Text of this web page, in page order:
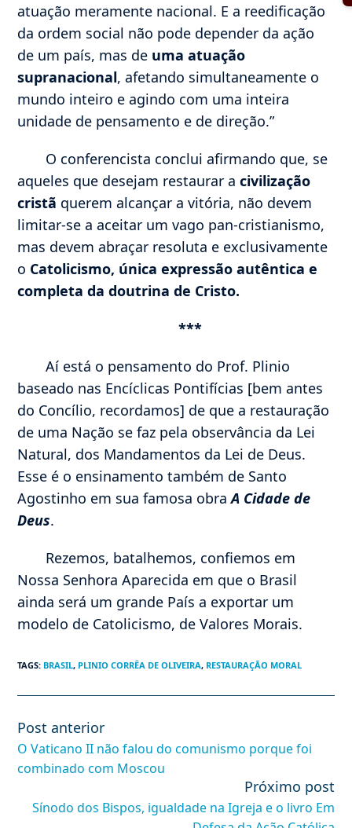
atuação meramente nacional. E a reedificação
da ordem social não pode depender da ação
de um país, mas de uma atuação
supranacional, afetando simultaneamente o
mundo inteiro e agindo com uma inteira
unidade de pensamento e de direção.”
O conferencista conclui afirmando que, se
aqueles que desejam restaurar acivilização
cristã querem alcançar a vitória, não devem
limitar-se a aceitar um vago pan-cristianismo,
mas devem abraçar resoluta e exclusivamente
o Catolicismo, única expressão autêntica e
completa da doutrina de Cristo.
***
Aí está o pensamento do Prof. Plinio
baseado nas Encíclicas Pontifícias [bem antes
do Concílio, recordamos] de que a restauração
de uma Nação se faz pela observância da Lei
Natural, dos Mandamentos da Lei de Deus.
Esse é o ensinamento também de Santo
Agostinho em sua famosa obraA Cidade de
Deus.
Rezemos, batalhemos, confiemos em
Nossa Senhora Aparecida em que o Brasil
ainda será um grande País a exportar um
modelo de Catolicismo, de Valores Morais.
TAGS: BRASIL, PLINIO CORRÊA DE OLIVEIRA, RESTAURAÇÃO MORAL
Leia
mais
artigos
Post anterior
O Vaticano II não falou do comunismo porque foi
combinado com Moscou
Próximo post
Sínodo dos Bispos, igualdade na Igreja e o livro Em